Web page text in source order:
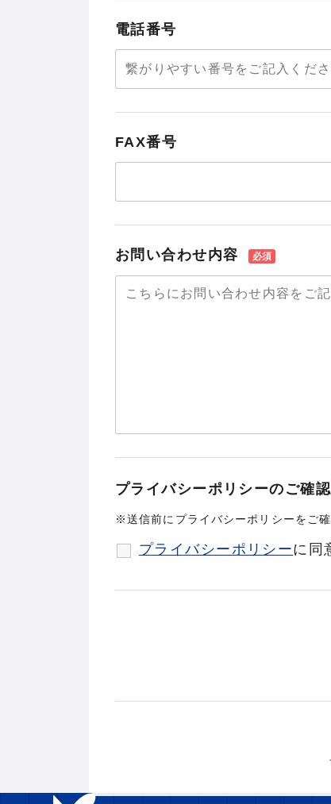
電話番号
FAX番号
お問い合わせ内容
プライバシーポリシーのご確認
プライバシーポリシーに同
※送信前にプライバシーポリシーをご確